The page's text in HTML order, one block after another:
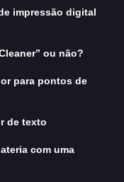
impressão digital
ou não?
para pontos de
de texto
com uma